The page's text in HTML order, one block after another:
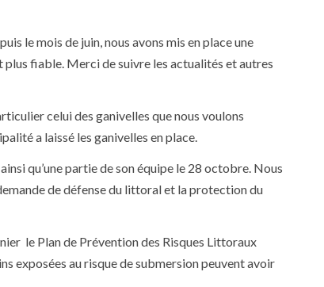
le mois de juin, nous avons mis en place une
fiable. Merci de suivre les actualités et autres
celui des ganivelles que nous voulons
a laissé les ganivelles en place.
qu’une partie de son équipe le 28 octobre. Nous
de défense du littoral et la protection du
le Plan de Prévention des Risques Littoraux
exposées au risque de submersion peuvent avoir